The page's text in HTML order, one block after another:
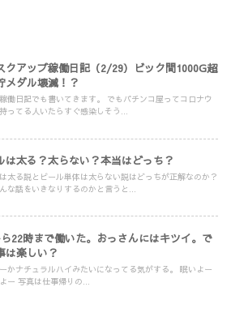
クアップ稼働日記（2/29）ビック間1000G超
メダル壊滅！？
働日記でも書いてきます。 でもパチンコ屋ってコロナウ
ってる人いたらすぐ感染しそう...
は太る？太らない？本当はどっち？
太る説とビール単体は太らない説はどっちが正解なのか？
な話をいきなりするのかと言うと...
22時まで働いた。おっさんにはキツイ。で
は楽しい？
かナチュラルハイみたいになってる気がする。 眠いよー
ー 写真は仕事帰りの...